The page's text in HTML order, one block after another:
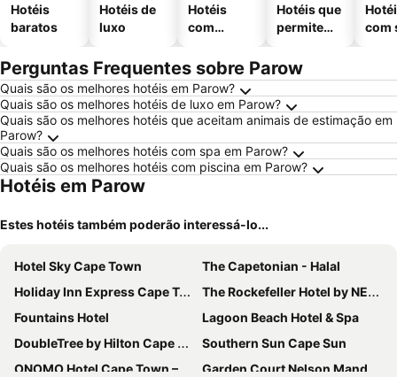
Hotéis
baratos
Hotéis de
luxo
Hotéis
com
Hotéis que
permitem
com
Perguntas Frequentes sobre Parow
Quais são os melhores hotéis em Parow?
Quais são os melhores hotéis de luxo em Parow?
Quais são os melhores hotéis que aceitam animais de estimação em
Parow?
Quais são os melhores hotéis com spa em Parow?
Quais são os melhores hotéis com piscina em Parow?
Hotéis em Parow
Estes hotéis também poderão interessá-lo...
Hotel Sky Cape Town
The Capetonian - Halal
Holiday Inn Express Cape Town City Centre By Ihg
The Rockefeller Hotel by NEWMARK
Fountains Hotel
Lagoon Beach Hotel & Spa
DoubleTree by Hilton Cape Town - Upper Eastside
Southern Sun Cape Sun
ONOMO Hotel Cape Town – Inn On The Square
Garden Court Nelson Mandela Boulevard